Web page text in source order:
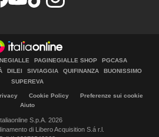
PAGINEGIALLE SHOP
PGCASA
DILEI SIVIAGGIA QUIFINANZA
BUONISSIMO
SUPEREVA
Cookie Policy
Preferenze sui cookie
Aiuto
S.p.A. 2026
di Libero Acquisition S.á r.l.